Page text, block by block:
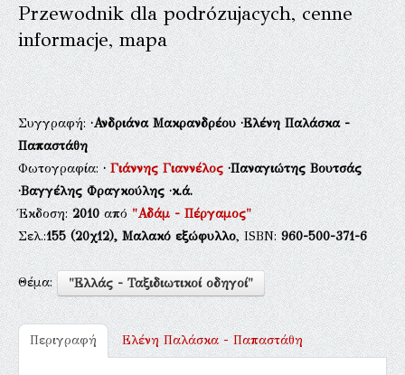
Przewodnik dla podrózujacych, cenne
informacje, mapa
Συγγραφή:·Ανδριάνα Μακρανδρέου·Ελένη Παλάσκα -
Παπαστάθη
Φωτογραφία:·Γιάννης Γιαννέλος·Παναγιώτης Βουτσάς
·Βαγγέλης Φραγκούλης·κ.ά.
Έκδοση:2010από"Αδάμ - Πέργαμος"
Σελ.:155(20χ12), Μαλακό εξώφυλλο, ISBN:960-500-371-6
Θέμα: "Ελλάς - Ταξιδιωτικοί οδηγοί"
Περιγραφή Ελένη Παλάσκα - Παπαστάθη